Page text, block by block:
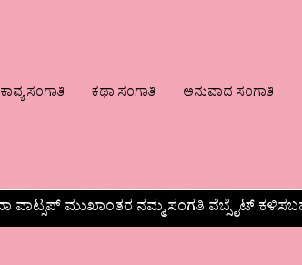
ಕಾವ್ಯ ಸಂಗಾತಿ ಕಥಾ ಸಂಗಾತಿ ಅನುವಾದ ಸಂಗಾತಿ
ವಾಟ್ಸಪ್ ಮುಖಾಂತರ ನಮ್ಮ ಸಂಗತಿ ವೆಬ್ಸೈಟ್